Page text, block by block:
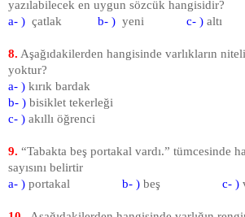
yazılabilecek en uygun sözcük hangisidir?
a- ) çatlak b- ) yeni c- ) altı
8. Aşağıdakilerden hangisinde varlıkların
yoktur?
a- ) kırık bardak
b- ) bisiklet tekerleği
c- ) akıllı öğrenci
9. “Tabakta beş portakal vardı.” tümcesinde
sayısını belirtir
a- ) portakal b- ) beş c- )